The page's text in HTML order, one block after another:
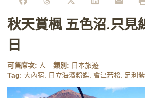
秋天賞楓 五色沼.只見
日
可售席次: 人 類別: 日本旅遊
Tag: 大內宿 日立海濱粉蝶 會津若松 足利